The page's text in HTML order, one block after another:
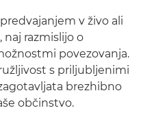
v živo ali
razmislijo o
povezovanja.
s priljubljenimi
brezhibno
občinstvo.